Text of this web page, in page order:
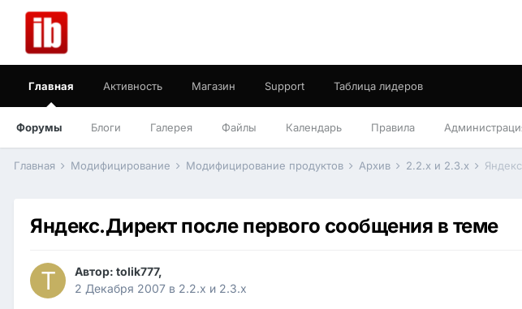
Главная
Форумы Блоги Галерея Файлы Календарь Правила
Активность Магазин Support Таблица лидеров
Главная Модифицирование Модифицирование продуктов Архив 2.2.x и 2.3.x
Яндекс.Директ после первого сообщения в теме
Автор: tolik777,
2 Декабря 2007 в 2.2.x и 2.3.x